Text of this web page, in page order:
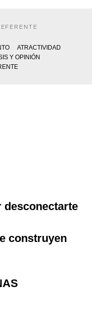
ATRACTIVIDAD
Y OPINIÓN
desconectarte
construyen